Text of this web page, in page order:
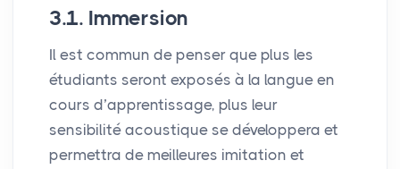
3.1. Immersion
Il est commun de penser que plus les
étudiants seront exposés à la langue en
cours d’apprentissage, plus leur
sensibilité acoustique se développera et
permettra de meilleures imitation et